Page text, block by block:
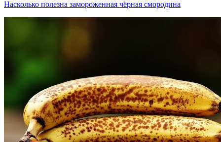
Насколько полезна замороженная чёрная смородина